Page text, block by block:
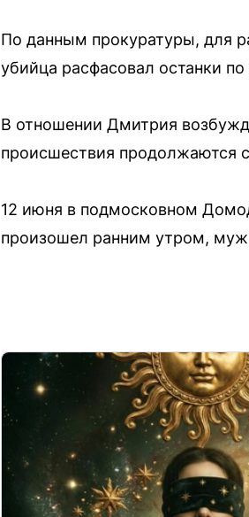
По данным прокуратуры, для
убийца расфасовал останки
В отношении Дмитрия
происшествия продолжаются
12 июня в подмосковном
произошел ранним утром,